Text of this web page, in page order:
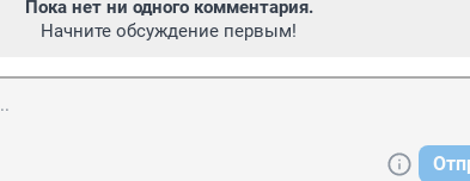
Пока нет ни одного комментария.
Начните обсуждение первым!